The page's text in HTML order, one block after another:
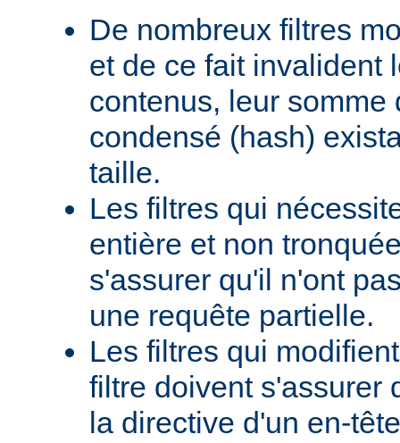
De nombreux filtres
et de ce fait invalident
contenus, leur somme
condensé (hash)
taille.
Les filtres qui
entière et non
s'assurer qu'il n'ont
une requête partielle.
Les filtres qui
filtre doivent s'assurer
la directive d'un en-